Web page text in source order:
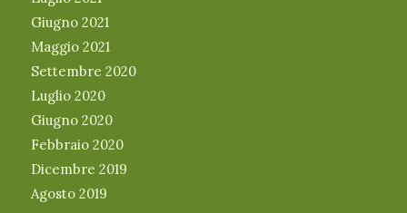
Giugno 2021
Maggio 2021
Settembre 2020
Luglio 2020
Giugno 2020
Febbraio 2020
Dicembre 2019
Agosto 2019